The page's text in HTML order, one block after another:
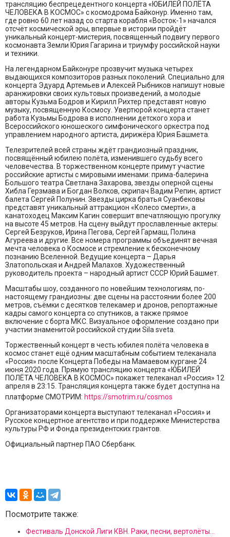
трансляцию беспрецедентного концерта «ЮБИЛЕЙ ПОЛЁТА
ЧЕЛОВЕКА В КОСМОС» с космодрома Байконур. Именно там,
где ровно 60 лет назад со старта корабля «Восток-1» начался
отсчёт космической эры, впервые в истории пройдёт
уникальный концерт-мистерия, посвященный подвигу первого
космонавта Земли Юрия Гагарина и триумфу российской науки
и техники.
На легендарном Байконуре прозвучит музыка четырех
выдающихся композиторов разных поколений. Специально для
концерта Эдуард Артемьев и Алексей Рыбников напишут новые
аранжировки своих культовых произведений, а молодые
авторы Кузьма Бодров и Кирилл Рихтер представят новую
музыку, посвященную Космосу. Увертюрой концерта станет
работа Кузьмы Бодрова в исполнении детского хора и
Всероссийского юношеского симфонического оркестра под
управлением народного артиста, дирижёра Юрия Башмета.
Телезрителей всей страны ждёт грандиозный праздник,
посвящённый юбилею полёта, изменившего судьбу всего
человечества. В торжественном концерте примут участие
российские артисты с мировыми именами: прима-балерина
Большого театра Светлана Захарова, звезды оперной сцены
Хибла Герзмава и Богдан Волков, скрипач Вадим Репин, артист
балета Сергей Полунин. Звезды цирка братья Суанбековы
представят уникальный аттракцион «Колесо смерти», а
канатоходец Максим Кагин совершит впечатляющую прогулку
на высоте 45 метров. На сцену выйдут прославленные актеры:
Сергей Безруков, Ирина Пегова, Сергей Гармаш, Полина
Агуреева и другие. Все номера программы объединят вечная
мечта человека о Космосе и стремление к бесконечному
познанию Вселенной. Ведущие концерта – Дарья
Златопольская и Андрей Малахов. Художественный
руководитель проекта – народный артист СССР Юрий Башмет.
Масштабы шоу, созданного по новейшим технологиям, по-
настоящему грандиозны: две сцены на расстоянии более 200
метров, съёмки с десятков телекамер и дронов, репортажные
кадры самого концерта со спутников, а также прямое
включение с борта МКС. Визуальное оформление создано при
участии знаменитой российской студии Sila sveta.
Торжественный концерт в честь юбилея полёта человека в
космос станет ещё одним масштабным событием телеканала
«Россия» после Концерта Победы на Мамаевом кургане 24
июня 2020 года. Прямую трансляцию концерта «ЮБИЛЕЙ
ПОЛЁТА ЧЕЛОВЕКА В КОСМОС» покажет телеканал «Россия» 12
апреля в 23:15. Трансляция концерта также будет доступна на
платформе СМОТРИМ: https://smotrim.ru/cosmos
Организаторами концерта выступают телеканал «Россия» и
Русское концертное агентство и при поддержке Министерства
культуры РФ и Фонда президентских грантов.
Официальный партнер ПАО Сбербанк.
Посмотрите также:
Фестиваль Донской Лиги КВН. Раки, песни, вертолёты...